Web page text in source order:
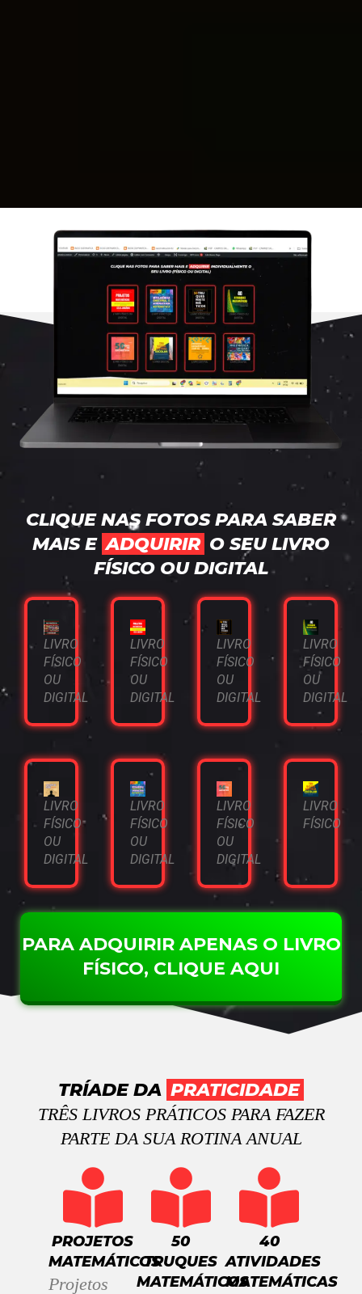
CLIQUE NAS FOTOS PARA SABER
MAIS E ADQUIRIR O SEU LIVRO
FÍSICO OU DIGITAL
LIVRO
FÍSICO
OU
DIGITAL
LIVRO
FÍSICO
OU
DIGITAL
LIVRO
FÍSICO
OU
DIGITAL
LIVRO
FÍSICO
OU
DIGITAL
LIVRO
FÍSICO
OU
DIGITAL
LIVRO
FÍSICO
OU
DIGITAL
LIVRO
FÍSICO
OU
DIGITAL
LIVRO
FÍSICO
PARA ADQUIRIR APENAS O LIVRO
FÍSICO, CLIQUE AQUI
TRÍADE DA PRATICIDADE
TRÊS LIVROS PRÁTICOS PARA FAZER
PARTE DA SUA ROTINA ANUAL
PROJETOS
MATEMÁTICOS
Projetos
50
TRUQUES
MATEMÁTICOS
40
ATIVIDADES
MATEMÁTICAS